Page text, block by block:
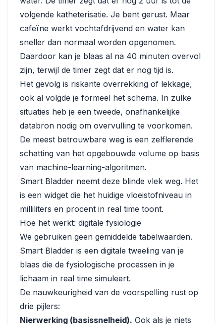
water. De timer zegt dat er nog 2 uur is tot de
volgende katheterisatie. Je bent gerust. Maar
cafeïne werkt vochtafdrijvend en water kan
sneller dan normaal worden opgenomen.
Daardoor kan je blaas al na 40 minuten overvol
zijn, terwijl de timer zegt dat er nog tijd is.
Het gevolg is riskante overrekking of lekkage,
ook al volgde je formeel het schema. In zulke
situaties heb je een tweede, onafhankelijke
databron nodig om overvulling te voorkomen.
De meest betrouwbare weg is een zelflerende
schatting van het opgebouwde volume op basis
van machine-learning-algoritmen.
Smart Bladder neemt deze blinde vlek weg. Het
is een widget die het huidige vloeistofniveau in
milliliters en procent in real time toont.
Hoe het werkt: digitale fysiologie
We gebruiken geen gemiddelde tabelwaarden.
Smart Bladder is een digitale tweeling van je
blaas die de fysiologische processen in je
lichaam in real time simuleert.
De nauwkeurigheid van de voorspelling rust op
drie pijlers: